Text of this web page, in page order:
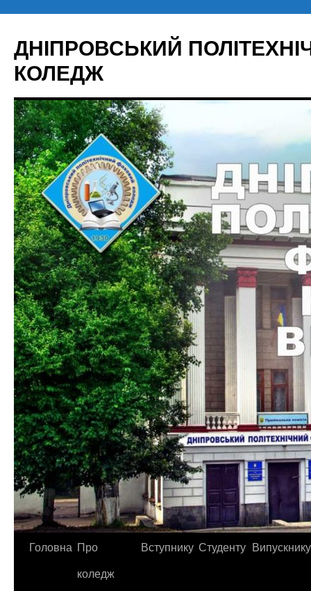
вмісту
ДНІПРОВСЬКИЙ
КОЛЕДЖ
Головна Про
коледж
Вступнику Студенту Випускнику